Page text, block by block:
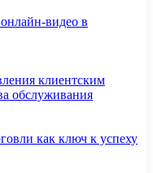
видео в
клиентским
обслуживания
как ключ к успеху